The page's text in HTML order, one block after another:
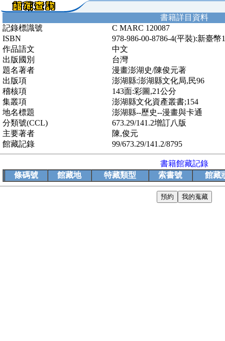
書籍詳目資料
記錄標識號
C MARC 120087
ISBN
978-986-00-8786-4(平裝):新臺幣
作品語文
中文
出版國別
台灣
題名著者
漫畫澎湖史/陳俊元著
出版項
澎湖縣:澎湖縣文化局,民96
稽核項
143面:彩圖,21公分
集叢項
澎湖縣文化資產叢書;154
地名標題
澎湖縣--歷史--漫畫與卡通
分類號(CCL)
673.29/141.2增訂八版
主要著者
陳,俊元
館藏記錄
99/673.29/141.2/8795
書籍館藏記錄
條碼號
館藏地 特藏類型 索書號 館藏